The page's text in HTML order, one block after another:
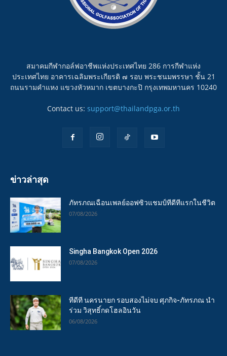
สมาคมกีฬากอล์ฟอาชีพแห่งประเทศไทย 286 การกีฬาแห่ง
ประเทศไทย อาคารเฉลิมพระเกียรติ ๗ รอบ พระชนมพรรษา ชั้น 21
ถนนรามคำแหง แขวงหัวหมาก เขตบางกะปิ กรุงเทพมหานคร 10240
Contact us: support@thailandpga.or.th
ข่าวล่าสุด
ภัทรภณเฉือนเพลย์ออฟซิวแชมป์ทีดีทีแรกในชีวิต
07/08/2026
Singha Bangkok Open 2026
07/08/2026
ทีดีที นครนายก รอบสองไม่จบ ศุภกิจ-ภัทรภณ นำ
ร่วม วิสุทธิ์กดโฮลอินวัน
06/08/2026